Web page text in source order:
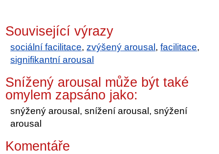
Související výrazy
sociální facilitace,zvýšený arousal,facilitace,
signifikantní arousal
Snížený arousal může být také
omylem zapsáno jako:
snýžený arousal, snížení arousal, snýžení
arousal
Komentáře